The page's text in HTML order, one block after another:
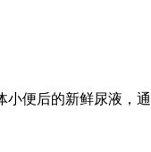
便后的新鲜尿液，